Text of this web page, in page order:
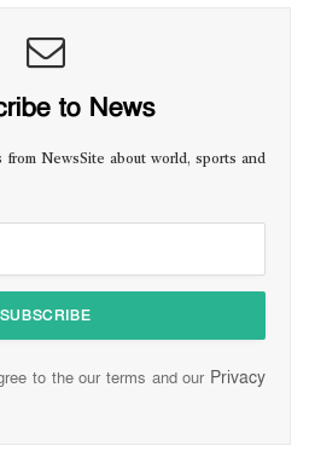
to News
NewsSite about world, sports and
to the our terms and our Privacy